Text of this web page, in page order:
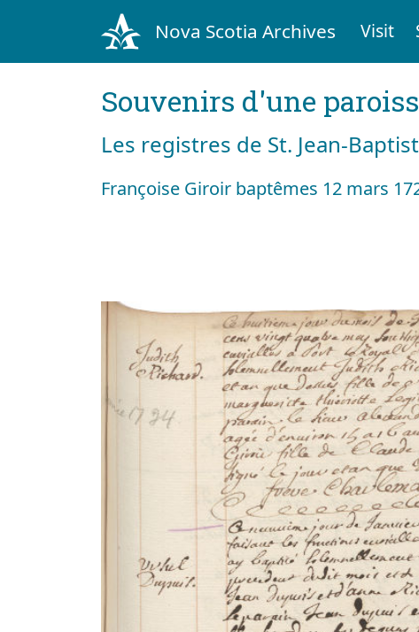
Nova Scotia Archives Visit
Souvenirs d'une
Les registres de St. Jean-
Françoise Giroir baptêmes 12 mars